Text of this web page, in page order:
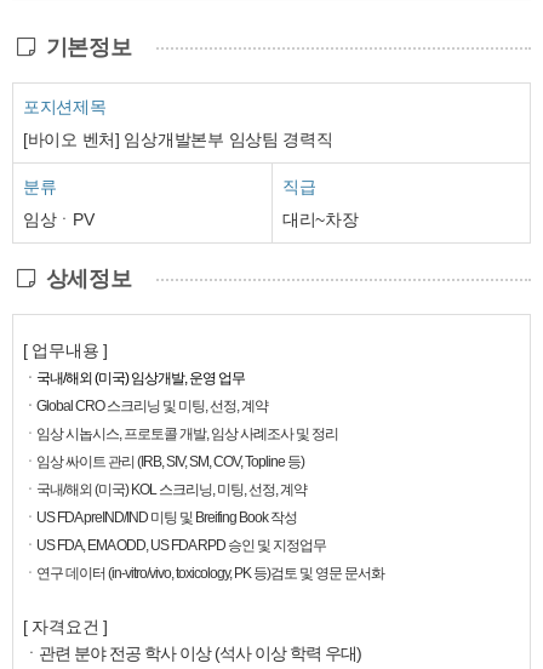
기본정보
포지션제목
[바이오 벤처] 임상개발본부 임상팀 경력직
분류
임상ㆍPV
직급
대리~차장
상세정보
[ 업무내용 ]
ㆍ국내/해외 (미국) 임상개발, 운영 업무
ㆍ Global CRO 스크리닝 및 미팅, 선정, 계약
ㆍ임상 시놉시스, 프로토콜 개발, 임상 사례조사 및 정리
ㆍ임상 싸이트 관리 (IRB, SIV, SM, COV, Topline 등)
ㆍ국내/해외 (미국) KOL 스크리닝, 미팅, 선정, 계약
ㆍUS FDA preIND/IND 미팅 및 Breifing Book 작성
ㆍUS FDA, EMA ODD, US FDA RPD 승인 및 지정업무
ㆍ연구 데이터 (in-vitro/vivo, toxicology, PK 등)검토 및 영문 문서화
[ 자격요건 ]
ㆍ관련 분야 전공 학사 이상 (석사 이상 학력 우대)